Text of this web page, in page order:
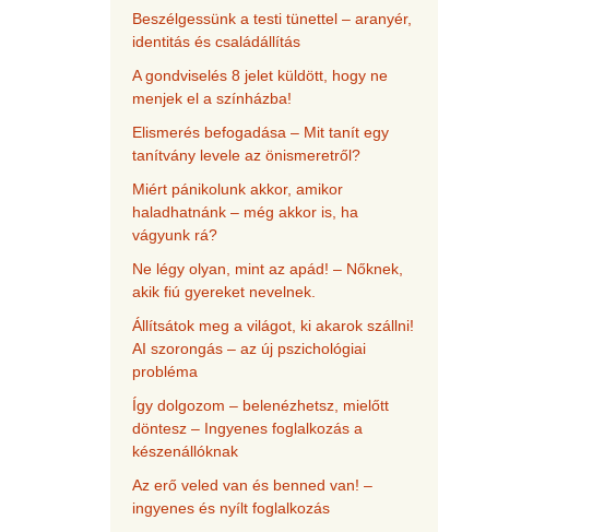
Beszélgessünk a testi tünettel – aranyér,
identitás és családállítás
A gondviselés 8 jelet küldött, hogy ne
menjek el a színházba!
Elismerés befogadása – Mit tanít egy
tanítvány levele az önismeretről?
Miért pánikolunk akkor, amikor
haladhatnánk – még akkor is, ha
vágyunk rá?
Ne légy olyan, mint az apád! – Nőknek,
akik fiú gyereket nevelnek.
Állítsátok meg a világot, ki akarok szállni!
AI szorongás – az új pszichológiai
probléma
Így dolgozom – belenézhetsz, mielőtt
döntesz – Ingyenes foglalkozás a
készenállóknak
Az erő veled van és benned van! –
ingyenes és nyílt foglalkozás